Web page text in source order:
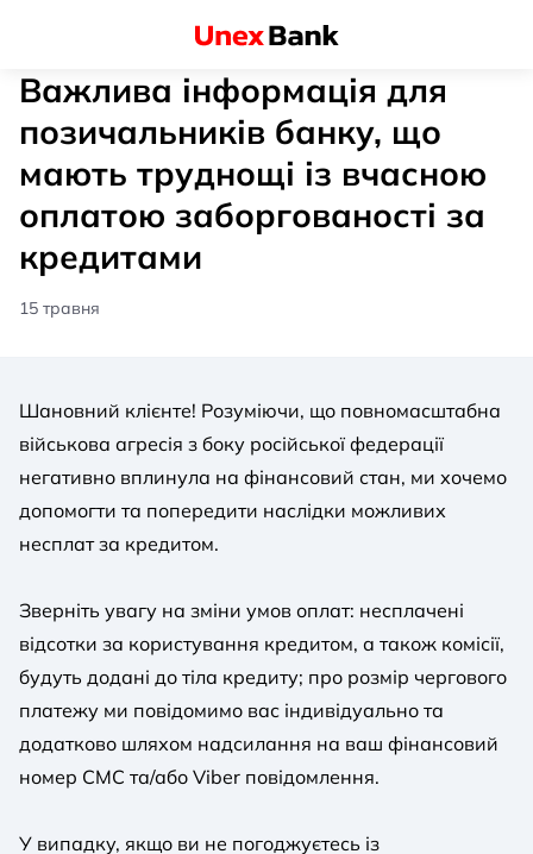
Важлива інформація для
позичальників банку, що
мають труднощі із вчасною
оплатою заборгованості за
кредитами
15 травня
Шановний клієнте! Розуміючи, що повномасштабна
військова агресія з боку російської федерації
негативно вплинула на фінансовий стан, ми хочемо
допомогти та попередити наслідки можливих
несплат за кредитом.
Зверніть увагу на зміни умов оплат: несплачені
відсотки за користування кредитом, а також комісії,
будуть додані до тіла кредиту; про розмір чергового
платежу ми повідомимо вас індивідуально та
додатково шляхом надсилання на ваш фінансовий
номер СМС та/або Viber повідомлення.
У випадку, якщо ви не погоджуєтесь із